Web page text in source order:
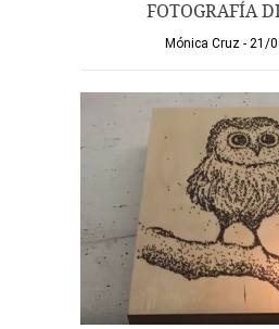
FOTOGRAFÍA
Mónica Cruz 21/